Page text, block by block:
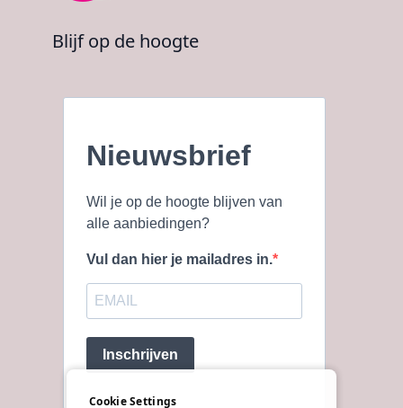
Blijf op de hoogte
Nieuwsbrief
Wil je op de hoogte blijven van
alle aanbiedingen?
Vul dan hier je mailadres in.
Inschrijven
Cookie Settings